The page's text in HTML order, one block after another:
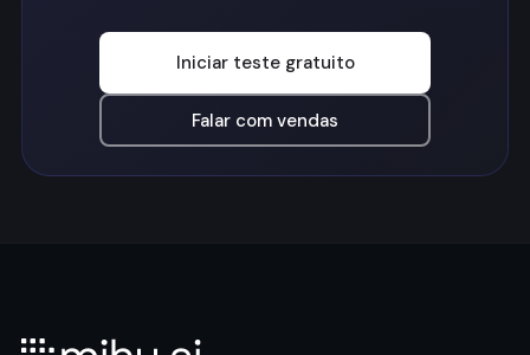
Iniciar teste gratuito
Falar com vendas